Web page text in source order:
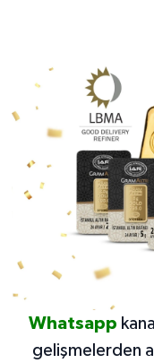
Whatsapp
gelişmelerden